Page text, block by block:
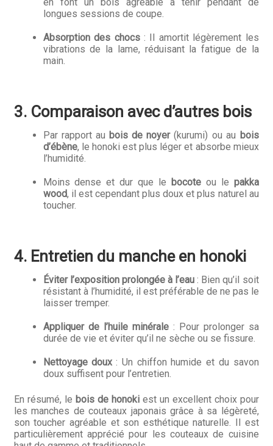
Téléchargements
Thank you for booking
Trouver mon magasin
longues sessions de coupe.
Absorption des chocs: Il amortit légèrement les
vibrations de la lame, réduisant la fatigue de la
main.
3. Comparaison avec d’autres bois
Par rapport au bois de noyer(kurumi) ou au bois
d’ébène, le honoki est plus léger et absorbe mieux
l’humidité.
Moins dense et dur que le bocoteou le pakka
wood, il est cependant plus doux et plus naturel au
toucher.
4. Entretien du manche en honoki
Éviter l’exposition prolongée à l’eau: Bien qu’il soit
résistant à l’humidité, il est préférable de ne pas le
laisser tremper.
Appliquer de l’huile minérale: Pour prolonger sa
durée de vie et éviter qu’il ne sèche ou se fissure.
Nettoyage doux: Un chiffon humide et du savon
doux suffisent pour l’entretien.
En résumé, le bois de honokiest un excellent choix pour
les manches de couteaux japonais grâce à sa légèreté,
son toucher agréable et son esthétique naturelle. Il est
particulièrement apprécié pour les couteaux de cuisine